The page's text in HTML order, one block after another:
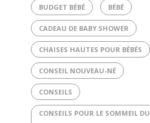
BUDGET BÉBÉ BÉBÉ
CADEAU DE BABY SHOWER
CHAISES HAUTES POUR BÉBÉS
CONSEIL NOUVEAU-NÉ
CONSEILS
CONSEILS POUR LE SOMMEIL DU